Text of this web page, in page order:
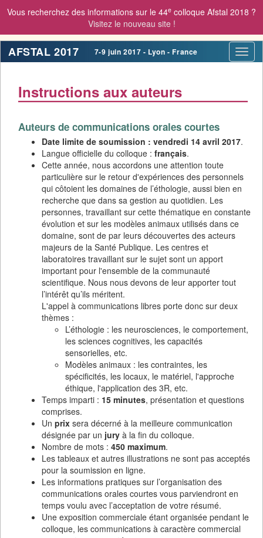
Vous recherchez des informations sur le 44e colloque Afstal 2018 ?
Visitez le nouveau site !
AFSTAL 2017 7-9 juin 2017 - Lyon - France
Instructions aux auteurs
Auteurs de communications orales courtes
Date limite de soumission : vendredi 14 avril 2017.
Langue officielle du colloque : français.
Cette année, nous accordons une attention toute
particulière sur le retour d'expériences des personnels
qui côtoient les domaines de l’éthologie, aussi bien en
recherche que dans sa gestion au quotidien. Les
personnes, travaillant sur cette thématique en constante
évolution et sur les modèles animaux utilisés dans ce
domaine, sont de par leurs découvertes des acteurs
majeurs de la Santé Publique. Les centres et
laboratoires travaillant sur le sujet sont un apport
important pour l'ensemble de la communauté
scientifique. Nous nous devons de leur apporter tout
l’intérêt qu’ils méritent.
L'appel à communications libres porte donc sur deux
thèmes :
L’éthologie : les neurosciences, le comportement,
les sciences cognitives, les capacités
sensorielles, etc.
Modèles animaux : les contraintes, les
spécificités, les locaux, le matériel, l'approche
éthique, l'application des 3R, etc.
Temps imparti : 15 minutes, présentation et questions
comprises.
Un prix sera décerné à la meilleure communication
désignée par un jury à la fin du colloque.
Nombre de mots : 450 maximum.
Les tableaux et autres illustrations ne sont pas acceptés
pour la soumission en ligne.
Les informations pratiques sur l’organisation des
communications orales courtes vous parviendront en
temps voulu avec l’acceptation de votre résumé.
Une exposition commerciale étant organisée pendant le
colloque, les communications à caractère commercial